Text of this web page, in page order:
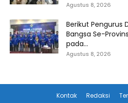
Agustus 8, 2026
Berikut Pengurus
Bangsa Se-
pada...
Agustus 8, 2026
Kontak Redaksi